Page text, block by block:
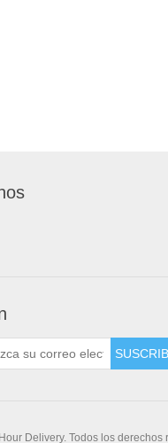
Delivery. Todos los derechos